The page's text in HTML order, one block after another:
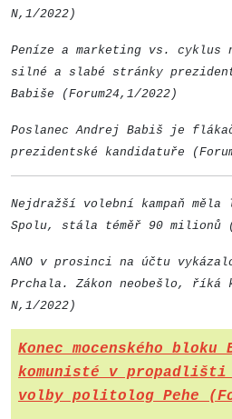
N,1/2022)
Peníze a marketing vs. cyklus
silné a slabé stránky
Babiše (Forum24,1/2022)
Poslanec Andrej Babiš je
prezidentské kandidatuře
Nejdražší volební kampaň
Spolu, stála téměř 90 milionů
ANO v prosinci na účtu
Prchala. Zákon neobešlo, říká
N,1/2022)
Konec mocenského bloku
komunisté v
volby politolog Pehe